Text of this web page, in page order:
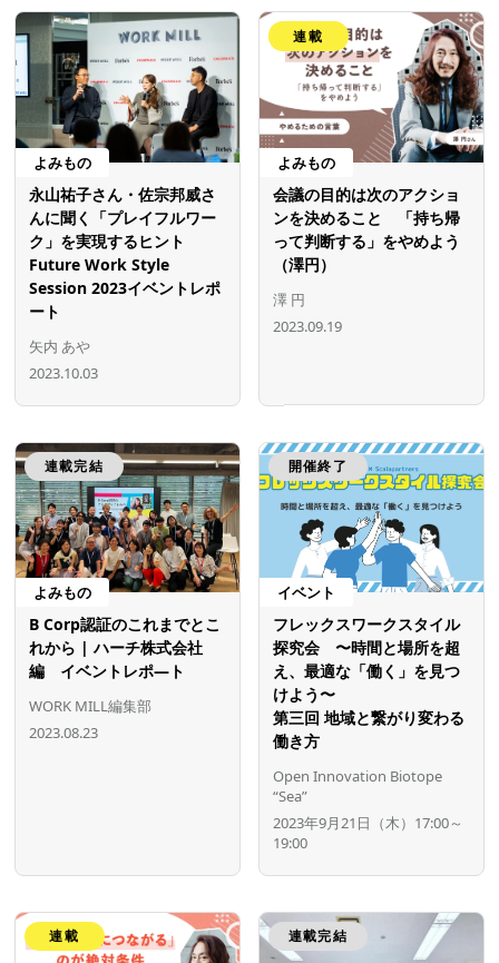
よみもの
永山祐子さん・佐宗邦威さ
んに聞く「プレイフルワー
ク」を実現するヒント
Future Work Style
Session 2023イベントレポ
ート
矢内 あや
2023.10.03
連載
よみもの
会議の目的は次のアクショ
ンを決めること 「持ち帰
って判断する」をやめよう
（澤円）
澤 円
2023.09.19
連載完結
よみもの
B Corp認証のこれまでとこ
れから | ハーチ株式会社
編 イベントレポ―ト
WORK MILL編集部
2023.08.23
開催終了
イベント
フレックスワークスタイル
探究会 〜時間と場所を超
え、最適な「働く」を見つ
けよう〜
第三回 地域と繋がり変わる
働き方
Open Innovation Biotope
“Sea”
2023年9月21日（木）17:00～
19:00
連載 連載完結